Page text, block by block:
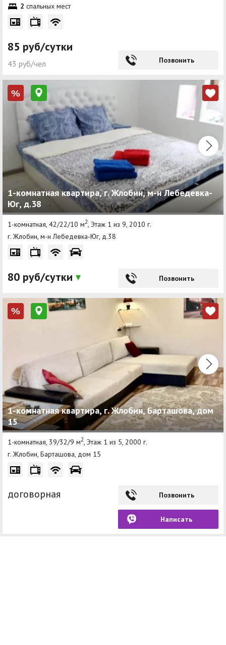
2 спальных мест
85 руб/сутки
43 руб/чел Позвонить
%
1-комнатная квартира, г. Жлобин, м-н Лебедевка-
Юг, д.38
1-комнатная, 42/22/10 м2 , Этаж 1 из 9, 2010 г.
г. Жлобин, м-н Лебедевка-Юг, д.38
80 руб/сутки Позвонить
%
1-комнатная квартира, г. Жлобин, Барташова, дом
15
1-комнатная, 39/32/9 м2, Этаж 1 из 5, 2000 г.
г. Жлобин, Барташова, дом 15
договорная Позвонить
Написать